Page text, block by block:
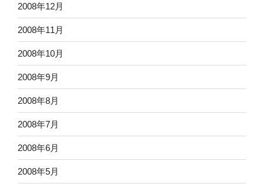
2008年12月
2008年11月
2008年10月
2008年9月
2008年8月
2008年7月
2008年6月
2008年5月